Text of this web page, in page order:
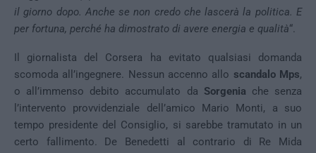
il giorno dopo. Anche se non credo che lascerà la politica. E
per fortuna, perché ha dimostrato di avere energia e qualità“.
Il giornalista del Corsera ha evitato qualsiasi domanda
scomoda all’ingegnere. Nessun accenno allo scandalo Mps,
o all’immenso debito accumulato da Sorgenia che senza
l’intervento provvidenziale dell’amico Mario Monti, a suo
tempo presidente del Consiglio, si sarebbe tramutato in un
certo fallimento. De Benedetti al contrario di Re Mida